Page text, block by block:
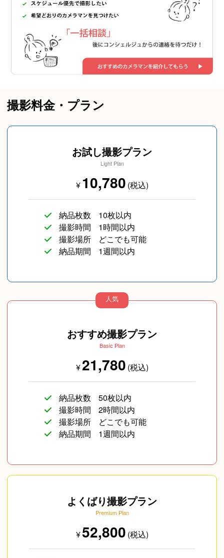
撮影料金・プラン
お試し撮影プラン
Light Plan
¥10,780 (税込)
納品枚数
10枚以内
撮影時間
1時間以内
撮影場所
どこでも可能
納品期間
1週間以内
人気
おすすめ撮影プラン
Basic Plan
¥21,780 (税込)
納品枚数
50枚以内
撮影時間
2時間以内
撮影場所
どこでも可能
納品期間
1週間以内
よくばり撮影プラン
Premium Plan
¥52,800 (税込)